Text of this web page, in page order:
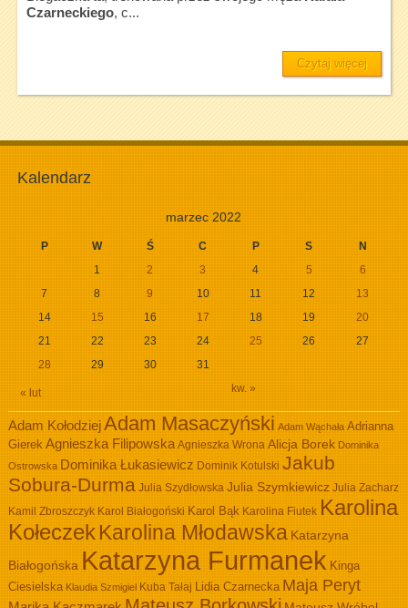
Czarneckiego, c...
Czytaj więcej
Kalendarz
marzec 2022
P W Ś C P S N
« lut kw. »
1 2 3 4 5
6
7
8 9 10 11 12
13
14
15 16 17 18 19
20
21
22 23 24 25 26
27
28
29 30 31
Adam KołodziejAdam Masaczyński Adam Wąchała Adrianna
Gierek Agnieszka Filipowska Agnieszka Wrona Alicja Borek Dominika
Ostrowska Dominika Łukasiewicz Dominik Kotulski Jakub
Sobura-Durma Julia Szydłowska Julia Szymkiewicz Julia Zacharz
Kamil Zbroszczyk Karol Białogoński Karol Bąk Karolina Fiutek Karolina
KołeczekKarolina Młodawska Katarzyna
Białogońska Katarzyna Furmanek Kinga
Ciesielska Klaudia Szmigiel Kuba Tałaj Lidia Czarnecka Maja Peryt